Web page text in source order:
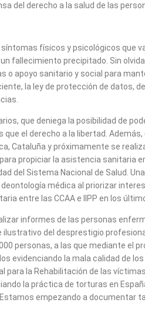
del derecho a la salud de las
físicos y psicológicos que
fallecimiento precipitado. Sin
apoyo sanitario y social para
la ley de protección de datos,
que deniega la posibilidad de
el derecho a la libertad. Además,
Cataluña y próximamente se
propiciar la asistencia sanitaria
del Sistema Nacional de Salud.
médica al priorizar
entre las CCAA e IIPP en los
informes de las personas
del desprestigio
personas, a las que mediante el
evidenciando la mala calidad de
para la Rehabilitación de las
la práctica de torturas en
empezando a documentar